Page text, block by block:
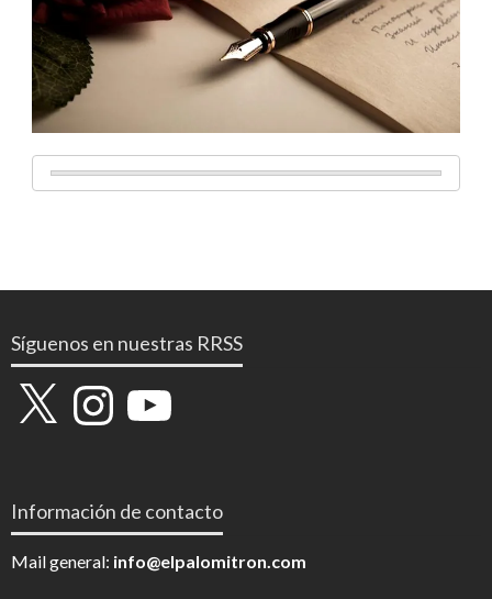
Síguenos en nuestras RRSS
X InstagramYouTube
Información de contacto
Mail general: info@elpalomitron.com